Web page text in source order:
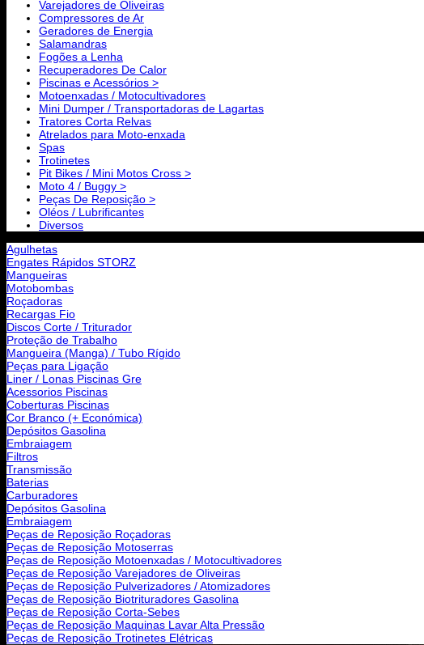
Varejadores de Oliveiras
Compressores de Ar
Geradores de Energia
Salamandras
Fogões a Lenha
Recuperadores De Calor
Piscinas e Acessórios >
Motoenxadas / Motocultivadores
Mini Dumper / Transportadoras de Lagartas
Tratores Corta Relvas
Atrelados para Moto-enxada
Spas
Trotinetes
Pit Bikes / Mini Motos Cross >
Moto 4 / Buggy >
Peças De Reposição >
Oléos / Lubrificantes
Diversos
Agulhetas
Engates Rápidos STORZ
Mangueiras
Motobombas
Roçadoras
Recargas Fio
Discos Corte / Triturador
Proteção de Trabalho
Mangueira (Manga) / Tubo Rígido
Peças para Ligação
Liner / Lonas Piscinas Gre
Acessorios Piscinas
Coberturas Piscinas
Cor Branco (+ Económica)
Depósitos Gasolina
Embraiagem
Filtros
Transmissão
Baterias
Carburadores
Depósitos Gasolina
Embraiagem
Peças de Reposição Roçadoras
Peças de Reposição Motoserras
Peças de Reposição Motoenxadas / Motocultivadores
Peças de Reposição Varejadores de Oliveiras
Peças de Reposição Pulverizadores / Atomizadores
Peças de Reposição Biotrituradores Gasolina
Peças de Reposição Corta-Sebes
Peças de Reposição Maquinas Lavar Alta Pressão
Peças de Reposição Trotinetes Elétricas